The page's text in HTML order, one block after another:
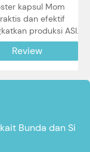
kapsul Mom
dan efektif
produksi ASI
Si Kecil. Simak
di sini.
Review
Bunda dan Si